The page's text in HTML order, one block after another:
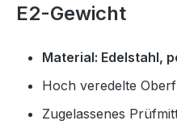
E2-Gewicht
Material: Edelstahl,
Hoch veredelte
Zugelassenes